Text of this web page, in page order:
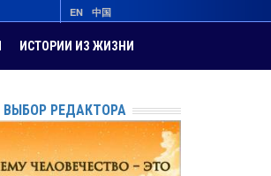
EN 中国
ИСТОРИИ ИЗ ЖИЗНИ
ВЫБОР РЕДАКТОРА